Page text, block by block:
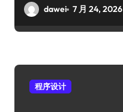
dawei 7 月 24, 2026
程序设计